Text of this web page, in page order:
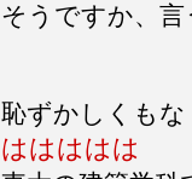
そうですか、
恥ずかしくも
ははははは